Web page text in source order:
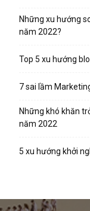
Những xu hướng
năm 2022?
Top 5 xu hướng
7 sai lầm
Những khó khăn
năm 2022
5 xu hướng khởi